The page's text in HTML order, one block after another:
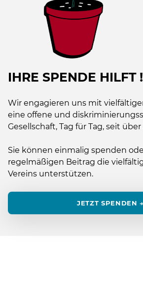
IHRE SPENDE HILFT !
Wir engagieren uns mit
eine offene und
Gesellschaft, Tag für Tag, seit
Sie können einmalig spenden
regelmäßigen Beitrag die
Vereins unterstützen.
JETZT SPENDEN →